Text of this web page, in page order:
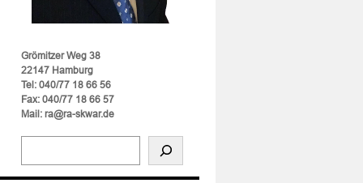
Grömitzer Weg 38
22147 Hamburg
Tel: 040/77 18 66 56
Fax: 040/77 18 66 57
Mail: ra@ra-skwar.de